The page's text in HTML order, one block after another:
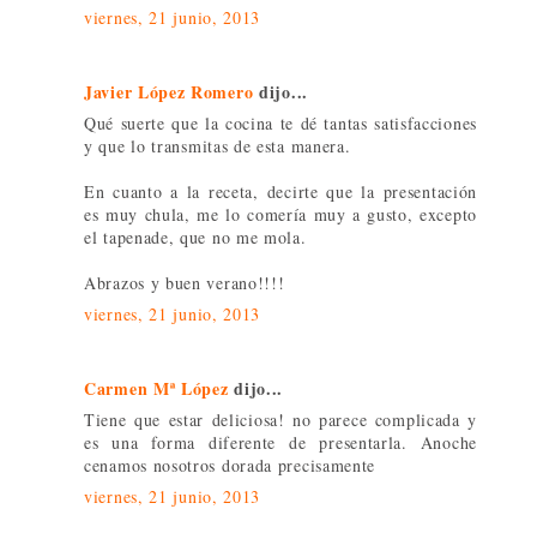
viernes, 21 junio, 2013
Javier López Romero dijo...
Qué suerte que la cocina te dé tantas satisfacciones
y que lo transmitas de esta manera.
En cuanto a la receta, decirte que la presentación
es muy chula, me lo comería muy a gusto, excepto
el tapenade, que no me mola.
Abrazos y buen verano!!!!
viernes, 21 junio, 2013
Carmen Mª López dijo...
Tiene que estar deliciosa! no parece complicada y
es una forma diferente de presentarla. Anoche
cenamos nosotros dorada precisamente
viernes, 21 junio, 2013